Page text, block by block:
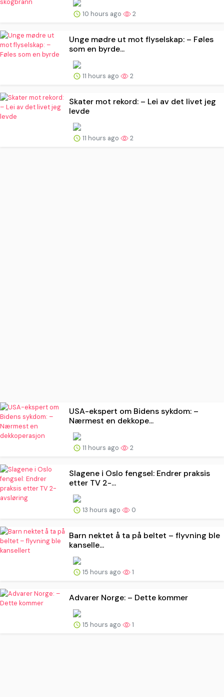
10 hours ago 2
Unge mødre ut mot flyselskap: – Føles
som en byrde...
11 hours ago 2
Skater mot rekord: – Lei av det livet jeg
levde
11 hours ago 2
USA-ekspert om Bidens sykdom: –
Nærmest en dekkope...
11 hours ago 2
Slagene i Oslo fengsel: Endrer praksis
etter TV 2-...
13 hours ago 0
Barn nektet å ta på beltet – flyvning ble
kanselle...
15 hours ago 1
Advarer Norge: – Dette kommer
15 hours ago 1